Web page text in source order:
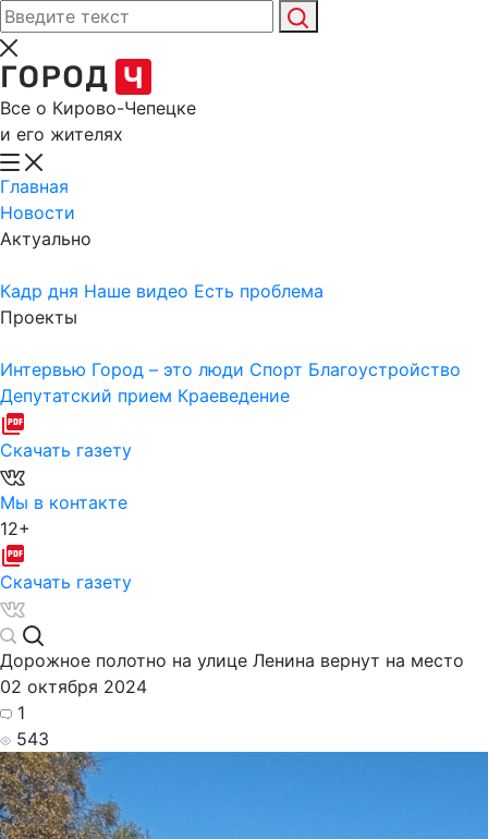
Все о Кирово-Чепецке
и его жителях
Главная
Новости
Актуально
Кадр дня Наше видео Есть проблема
Проекты
Интервью Город – это люди Спорт Благоустройство
Депутатский прием Краеведение
Скачать газету
Мы в контакте
12+
Скачать газету
Дорожное полотно на улице Ленина вернут на место
02 октября 2024
1
543